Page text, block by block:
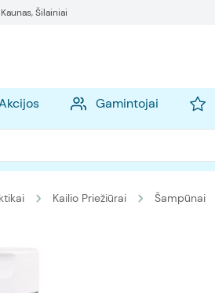
Šilainiai
Gamintojai
Kailio Priežiūrai Šampūnai